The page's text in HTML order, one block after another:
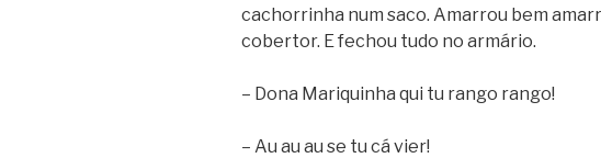
cachorrinha num saco. Amarrou bem
cobertor. E fechou tudo no armário.
– Dona Mariquinha qui tu rango rango!
– Au au au se tu cá vier!